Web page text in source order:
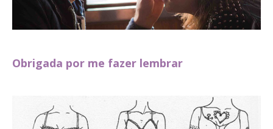
Obrigada por me fazer lembrar